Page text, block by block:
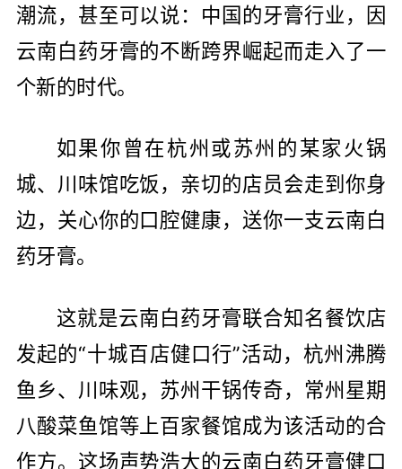
潮流，甚至可以说：中国的牙膏行业，因
云南白药牙膏的不断跨界崛起而走入了一
个新的时代。
如果你曾在杭州或苏州的某家火锅
城、川味馆吃饭，亲切的店员会走到你身
边，关心你的口腔健康，送你一支云南白
药牙膏。
这就是云南白药牙膏联合知名餐饮店
发起的“十城百店健口行”活动，杭州沸腾
鱼乡、川味观，苏州干锅传奇，常州星期
八酸菜鱼馆等上百家餐馆成为该活动的合
作方。这场声势浩大的云南白药牙膏健口